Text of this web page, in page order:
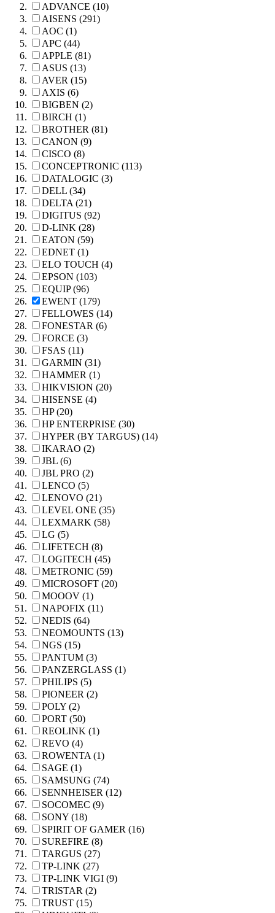
ADVANCE (10)
AISENS (291)
AOC (1)
APC (44)
APPLE (81)
ASUS (13)
AVER (15)
AXIS (6)
BIGBEN (2)
BIRCH (1)
BROTHER (81)
CANON (9)
CISCO (8)
CONCEPTRONIC (113)
DATALOGIC (3)
DELL (34)
DELTA (21)
DIGITUS (92)
D-LINK (28)
EATON (59)
EDNET (1)
ELO TOUCH (4)
EPSON (103)
EQUIP (96)
EWENT (179)
FELLOWES (14)
FONESTAR (6)
FORCE (3)
FSAS (11)
GARMIN (31)
HAMMER (1)
HIKVISION (20)
HISENSE (4)
HP (20)
HP ENTERPRISE (30)
HYPER (BY TARGUS) (14)
IKARAO (2)
JBL (6)
JBL PRO (2)
LENCO (5)
LENOVO (21)
LEVEL ONE (35)
LEXMARK (58)
LG (5)
LIFETECH (8)
LOGITECH (45)
METRONIC (59)
MICROSOFT (20)
MOOOV (1)
NAPOFIX (11)
NEDIS (64)
NEOMOUNTS (13)
NGS (15)
PANTUM (3)
PANZERGLASS (1)
PHILIPS (5)
PIONEER (2)
POLY (2)
PORT (50)
REOLINK (1)
REVO (4)
ROWENTA (1)
SAGE (1)
SAMSUNG (74)
SENNHEISER (12)
SOCOMEC (9)
SONY (18)
SPIRIT OF GAMER (16)
SUREFIRE (8)
TARGUS (27)
TP-LINK (27)
TP-LINK VIGI (9)
TRISTAR (2)
TRUST (15)